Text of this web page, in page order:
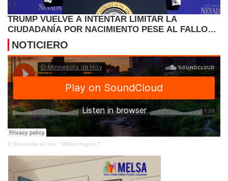
TRUMP VUELVE A INTENTAR LIMITAR LA
CIUDADANÍA POR NACIMIENTO PESE AL FALLO
DEL SUPREMO
NOTICIERO
El Minnesota de Hoy · MNHoy August 7